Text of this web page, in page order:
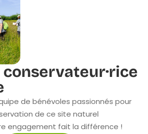
conservateur·rice
de bénévoles passionnés pour
de ce site naturel
engagement fait la différence !